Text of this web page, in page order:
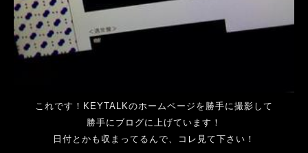
これです！KEYTALKのホームページを勝手に撮影して
勝手にブログに上げています！
日付とかも収まってるんで、コレ見て下さい！